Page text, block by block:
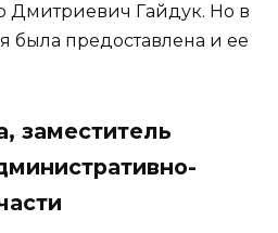
Дмитриевич Гайдук. Но в
была предоставлена и ее
заместитель